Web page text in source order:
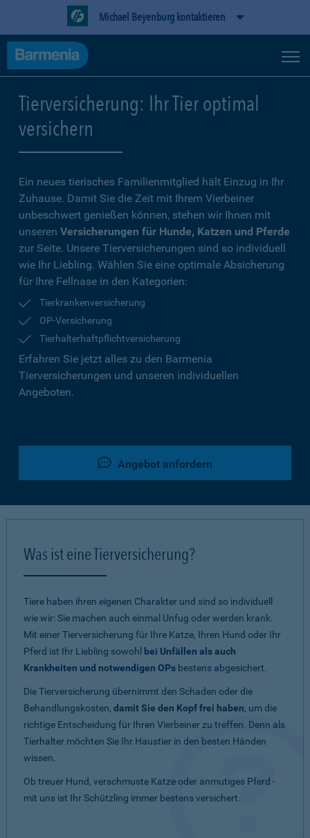
Michael Beyenburg kontaktieren
Tierversicherung: Ihr Tier optimal
versichern
Ein neues tierisches Familienmitglied hält Einzug in Ihr
Zuhause. Damit Sie die Zeit mit Ihrem Vierbeiner
unbeschwert genießen können, stehen wir Ihnen mit
unseren Versicherungen für Hunde, Katzen und Pferde
zur Seite. Unsere Tierversicherungen sind so individuell
wie Ihr Liebling. Wählen Sie eine optimale Absicherung
für Ihre Fellnase in den Kategorien:
Tierkrankenversicherung
OP-Versicherung
Tierhalterhaftpflichtversicherung
Erfahren Sie jetzt alles zu den Barmenia
Tierversicherungen und unseren individuellen
Angeboten.
Angebot anfordern
Was ist eine Tierversicherung?
Tiere haben ihren eigenen Charakter und sind so individuell
wie wir: Sie machen auch einmal Unfug oder werden krank.
Mit einer Tierversicherung für Ihre Katze, Ihren Hund oder Ihr
Pferd ist Ihr Liebling sowohl
bei Unfällen als auch
Krankheiten und notwendigen OPs bestens abgesichert.
Die Tierversicherung übernimmt den Schaden oder die
Behandlungskosten, damit Sie den Kopf frei haben, um die
richtige Entscheidung für Ihren Vierbeiner zu treffen. Denn als
Tierhalter möchten Sie Ihr Haustier in den besten Händen
wissen.
Ob treuer Hund, verschmuste Katze oder anmutiges Pferd -
mit uns ist Ihr Schützling immer bestens versichert.